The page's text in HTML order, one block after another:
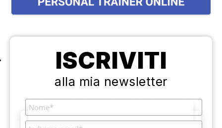
ISCRIVITI
alla mia newsletter